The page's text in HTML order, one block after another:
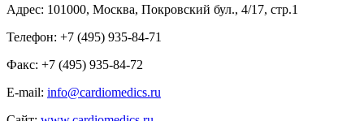
Адрес: 101000, Москва, Покровский бул., 4/17, стр.1
Телефон: +7 (495) 935-84-71
Факс: +7 (495) 935-84-72
E-mail: info@cardiomedics.ru